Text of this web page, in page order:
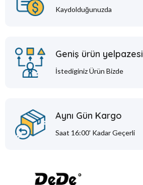
Kaydolduğunuzda
Geniş ürün yelpazesi
İstediginiz Ürün Bizde
Aynı Gün Kargo
Saat 16:00' Kadar Geçerli